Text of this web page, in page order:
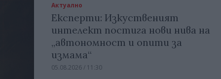
Актуално
Експерти: Изкуственият
интелект постига нови нива на
„автономност и опити за
измама“
05.08.2026 / 11:30